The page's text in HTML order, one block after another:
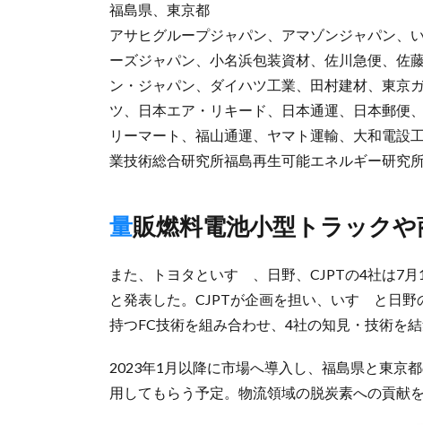
福島県、東京都
アサヒグループジャパン、アマゾンジャパン、
ーズジャパン、小名浜包装資材、佐川急便、佐
ン・ジャパン、ダイハツ工業、田村建材、東京
ツ、日本エア・リキード、日本通運、日本郵便
リーマート、福山通運、ヤマト運輸、大和電設
業技術総合研究所福島再生可能エネルギー研究
量販燃料電池小型トラック
また、トヨタといすゞ、日野、CJPTの4社は7
と発表した。CJPTが企画を担い、いすゞと日
持つFC技術を組み合わせ、4社の知見・技術を
2023年1月以降に市場へ導入し、福島県と東京
用してもらう予定。物流領域の脱炭素への貢献を